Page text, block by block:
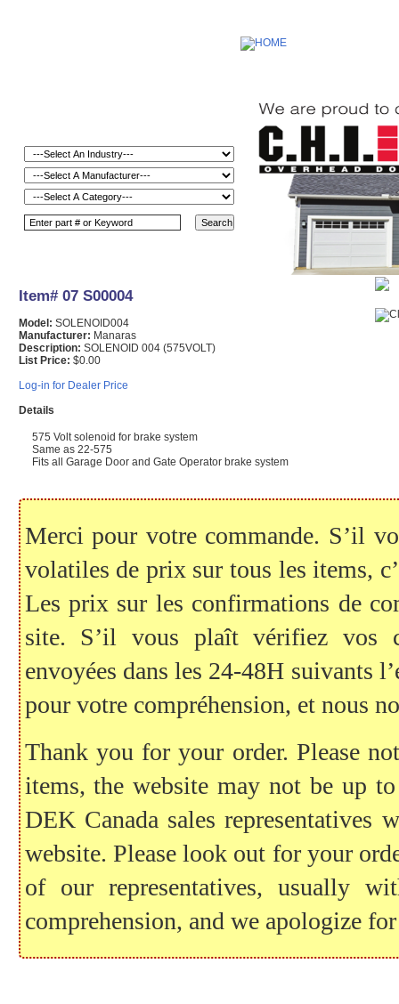
Item# 07 S00004
Model: SOLENOID004
Manufacturer: Manaras
Description: SOLENOID 004 (575VOLT)
List Price: $0.00
Log-in for Dealer Price
Details
575 Volt solenoid for brake system
Same as 22-575
Fits all Garage Door and Gate Operator brake system
Merci pour votre commande. S’il
volatiles de prix sur tous les items,
Les prix sur les confirmations de
site. S’il vous plaît vérifiez vos
envoyées dans les 24-48H suivants
pour votre compréhension, et nous
Thank you for your order. Please
items, the website may not be up
DEK Canada sales representatives
website. Please look out for your
of our representatives, usually
comprehension, and we apologize